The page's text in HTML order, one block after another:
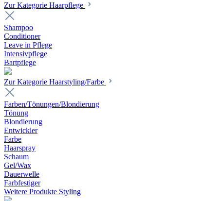
Zur Kategorie Haarpflege
Shampoo
Conditioner
Leave in Pflege
Intensivpflege
Bartpflege
Zur Kategorie Haarstyling/Farbe
Farben/Tönungen/Blondierung
Tönung
Blondierung
Entwickler
Farbe
Haarspray
Schaum
Gel/Wax
Dauerwelle
Farbfestiger
Weitere Produkte Styling